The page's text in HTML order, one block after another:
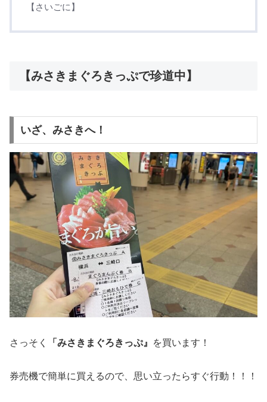
【さいごに】
【みさきまぐろきっぷで珍道中】
いざ、みさきへ！
さっそく 「みさきまぐろきっぷ』 を買います！
券売機で簡単に買えるので、思い立ったらすぐ行動！！！